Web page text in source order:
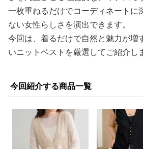
一枚重ねるだけでコーディネートに
ない女性らしさを演出できます。
今回は、着るだけで自然と魅力が増
いニットベストを厳選してご紹介し
今回紹介する商品一覧